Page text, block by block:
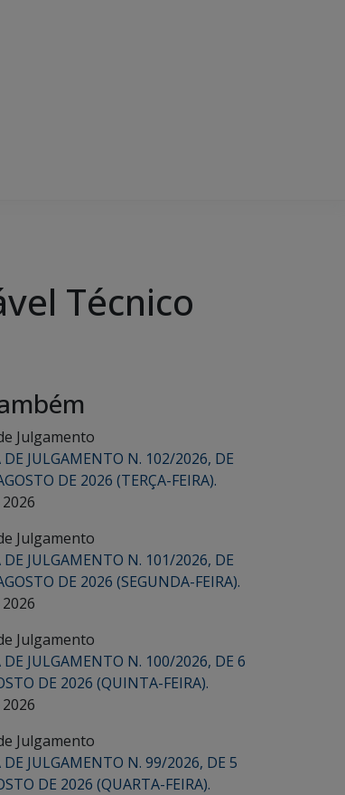
Técnico
Julgamento
DE JULGAMENTO N. 102/2026, DE
DE 2026 (TERÇA-FEIRA).
Julgamento
DE JULGAMENTO N. 101/2026, DE
DE 2026 (SEGUNDA-FEIRA).
Julgamento
DE JULGAMENTO N. 100/2026, DE 6
DE 2026 (QUINTA-FEIRA).
Julgamento
DE JULGAMENTO N. 99/2026, DE 5
DE 2026 (QUARTA-FEIRA).